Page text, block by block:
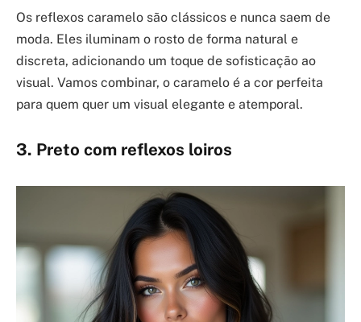
Os reflexos caramelo são clássicos e nunca saem de
moda. Eles iluminam o rosto de forma natural e
discreta, adicionando um toque de sofisticação ao
visual. Vamos combinar, o caramelo é a cor perfeita
para quem quer um visual elegante e atemporal.
3. Preto com reflexos loiros